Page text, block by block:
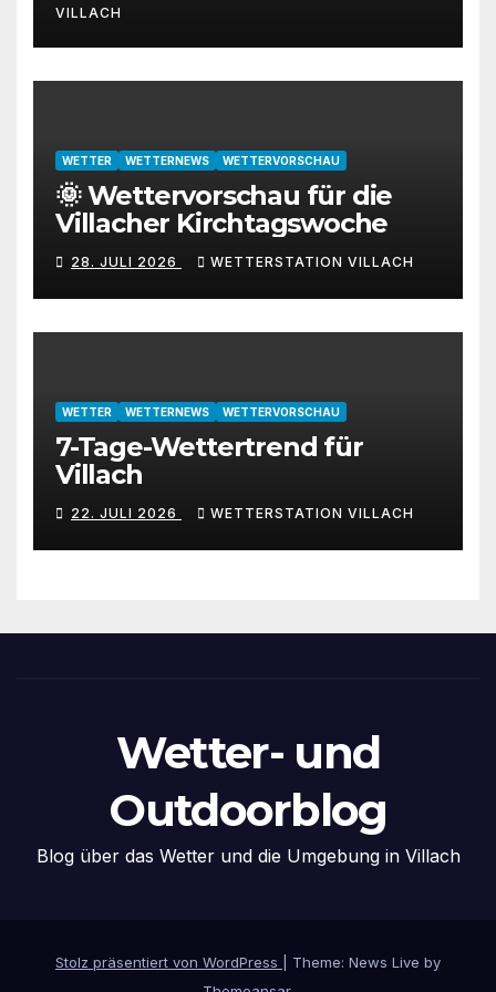
VILLACH
WETTER WETTERNEWS WETTERVORSCHAU
🌞 Wettervorschau für die
Villacher Kirchtagswoche
28. JULI 2026 WETTERSTATION VILLACH
WETTER WETTERNEWS WETTERVORSCHAU
7-Tage-Wettertrend für
Villach
22. JULI 2026 WETTERSTATION VILLACH
Wetter- und
Outdoorblog
Blog über das Wetter und die Umgebung in Villach
Stolz präsentiert von WordPress
Theme: News Live by